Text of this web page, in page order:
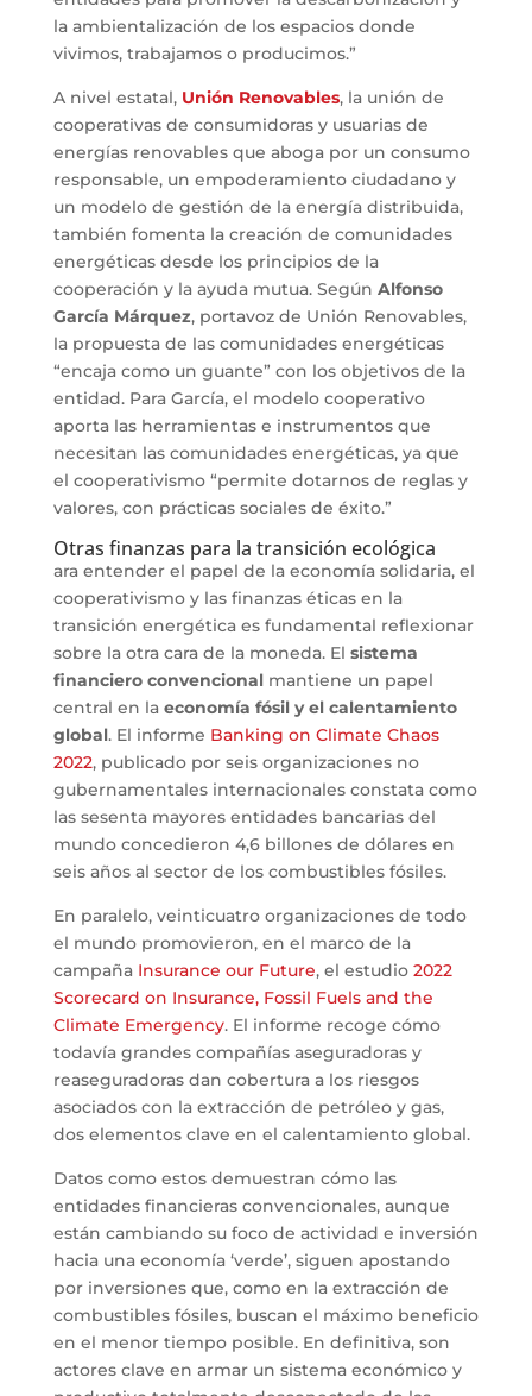
la ambientalización de los espacios donde
vivimos, trabajamos o producimos.”
A nivel estatal, Unión Renovables, la unión de
cooperativas de consumidoras y usuarias de
energías renovables que aboga por un consumo
responsable, un empoderamiento ciudadano y
un modelo de gestión de la energía distribuida,
también fomenta la creación de comunidades
energéticas desde los principios de la
cooperación y la ayuda mutua. Según Alfonso
García Márquez, portavoz de Unión Renovables,
la propuesta de las comunidades energéticas
“encaja como un guante” con los objetivos de la
entidad. Para García, el modelo cooperativo
aporta las herramientas e instrumentos que
necesitan las comunidades energéticas, ya que
el cooperativismo “permite dotarnos de reglas y
valores, con prácticas sociales de éxito.”
Otras finanzas para la transición ecológica
ara entender el papel de la economía solidaria, el
cooperativismo y las finanzas éticas en la
transición energética es fundamental reflexionar
sobre la otra cara de la moneda. El sistema
financiero convencionalmantiene un papel
central en la economía fósil y el calentamiento
global. El informe Banking on Climate Chaos
2022, publicado por seis organizaciones no
gubernamentales internacionales constata como
las sesenta mayores entidades bancarias del
mundo concedieron 4,6 billones de dólares en
seis años al sector de los combustibles fósiles.
En paralelo, veinticuatro organizaciones de todo
el mundo promovieron, en el marco de la
campaña Insurance our Future, el estudio 2022
Scorecard on Insurance, Fossil Fuels and the
Climate Emergency. El informe recoge cómo
todavía grandes compañías aseguradoras y
reaseguradoras dan cobertura a los riesgos
asociados con la extracción de petróleo y gas,
dos elementos clave en el calentamiento global.
Datos como estos demuestran cómo las
entidades financieras convencionales, aunque
están cambiando su foco de actividad e inversión
hacia una economía ‘verde’, siguen apostando
por inversiones que, como en la extracción de
combustibles fósiles, buscan el máximo beneficio
en el menor tiempo posible. En definitiva, son
actores clave en armar un sistema económico y